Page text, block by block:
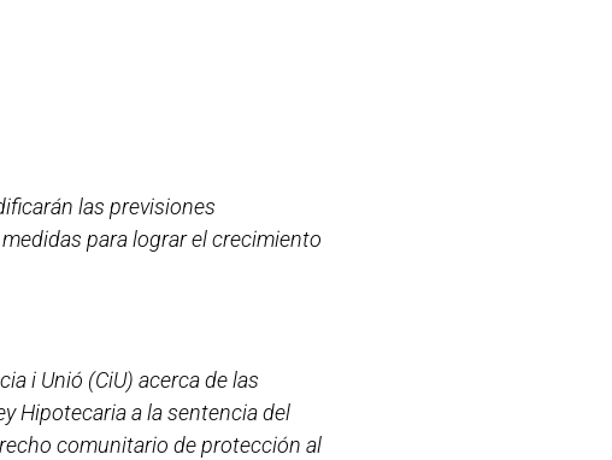
las previsiones
para lograr el crecimiento
i Unió (CiU) acerca de las
Hipotecaria a la sentencia del
comunitario de protección al